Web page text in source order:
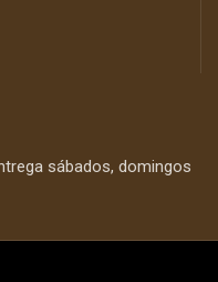
sábados, domingos